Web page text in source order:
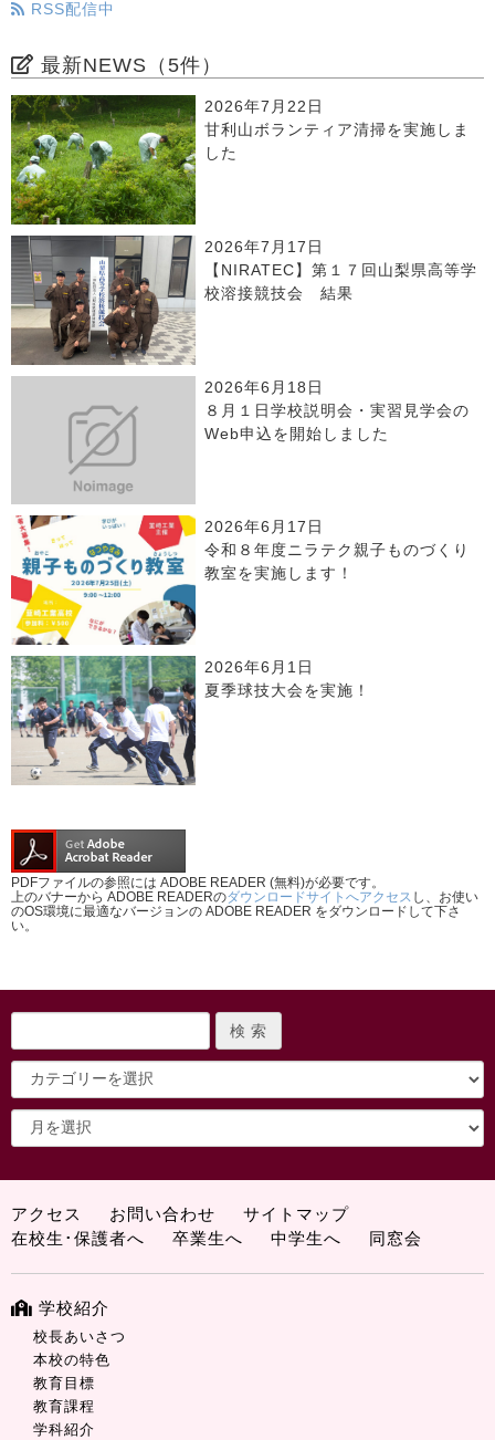
RSS配信中
最新NEWS（5件）
2026年7月22日
甘利山ボランティア清掃を実施しま
した
2026年7月17日
【NIRATEC】第１７回山梨県高等学
校溶接競技会 結果
2026年6月18日
８月１日学校説明会・実習見学会の
Web申込を開始しました
2026年6月17日
令和８年度ニラテク親子ものづくり
教室を実施します！
2026年6月1日
夏季球技大会を実施！
PDFファイルの参照には ADOBE READER (無料)が必要です。
上のバナーから ADOBE READERのダウンロードサイトへアクセス し、お使い
のOS環境に最適なバージョンの ADOBE READER をダウンロードして下さ
い。
アクセス お問い合わせ
サイトマップ
在校生･保護者へ
卒業生へ 中学生へ 同窓会
学校紹介
校長あいさつ
本校の特色
教育目標
教育課程
学科紹介